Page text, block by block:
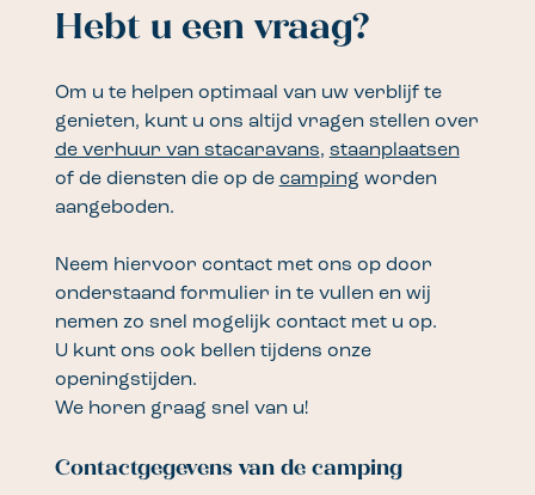
Hebt u een vraag?
Om u te helpen optimaal van uw verblijf te
genieten, kunt u ons altijd vragen stellen over
de verhuur van stacaravans, staanplaatsen
of de diensten die op de camping worden
aangeboden.
Neem hiervoor contact met ons op door
onderstaand formulier in te vullen en wij
nemen zo snel mogelijk contact met u op.
U kunt ons ook bellen tijdens onze
openingstijden.
We horen graag snel van u!
Contactgegevens van de camping